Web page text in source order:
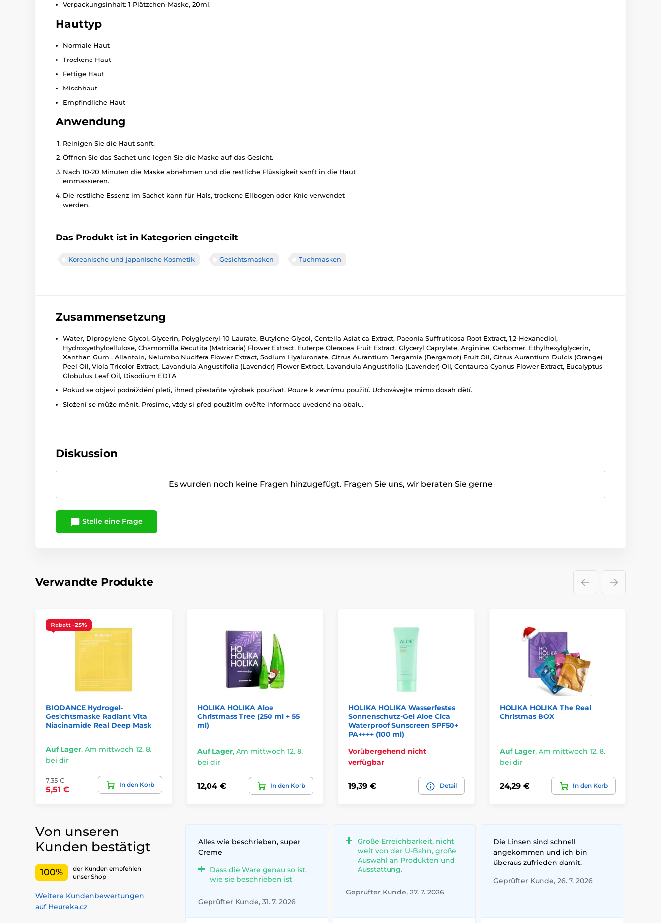
Verpackungsinhalt: 1 Plätzchen-Maske, 20ml.
Hauttyp
Normale Haut
Trockene Haut
Fettige Haut
Mischhaut
Empfindliche Haut
Anwendung
Reinigen Sie die Haut sanft.
Öffnen Sie das Sachet und legen Sie die Maske auf das Gesicht.
Nach 10-20 Minuten die Maske abnehmen und die restliche Flüssigkeit sanft in die Haut
einmassieren.
Die restliche Essenz im Sachet kann für Hals, trockene Ellbogen oder Knie verwendet
werden.
Das Produkt ist in Kategorien eingeteilt
Koreanische und japanische Kosmetik Gesichtsmasken Tuchmasken
Zusammensetzung
Water, Dipropylene Glycol, Glycerin, Polyglyceryl-10 Laurate, Butylene Glycol, Centella Asiatica Extract, Paeonia Suffruticosa Root Extract, 1,2-Hexanediol,
Hydroxyethylcellulose, Chamomilla Recutita (Matricaria) Flower Extract, Euterpe Oleracea Fruit Extract, Glyceryl Caprylate, Arginine, Carbomer, Ethylhexylglycerin,
Xanthan Gum , Allantoin, Nelumbo Nucifera Flower Extract, Sodium Hyaluronate, Citrus Aurantium Bergamia (Bergamot) Fruit Oil, Citrus Aurantium Dulcis (Orange)
Peel Oil, Viola Tricolor Extract, Lavandula Angustifolia (Lavender) Flower Extract, Lavandula Angustifolia (Lavender) Oil, Centaurea Cyanus Flower Extract, Eucalyptus
Globulus Leaf Oil, Disodium EDTA
Pokud se objeví podráždění pleti, ihned přestaňte výrobek používat. Pouze k zevnímu použití. Uchovávejte mimo dosah dětí.
Složení se může měnit. Prosíme, vždy si před použitím ověřte informace uvedené na obalu.
Diskussion
Es wurden noch keine Fragen hinzugefügt. Fragen Sie uns, wir beraten Sie gerne
Stelle eine Frage
Verwandte Produkte
Rabatt -25%
BIODANCE Hydrogel-
Gesichtsmaske Radiant Vita
Niacinamide Real Deep Mask
Auf Lager, Am mittwoch 12. 8.
bei dir
7,35 €
5,51 €
In den Korb
HOLIKA HOLIKA Aloe
Christmass Tree (250 ml + 55
ml)
Auf Lager, Am mittwoch 12. 8.
bei dir
12,04 € In den Korb
HOLIKA HOLIKA Wasserfestes
Sonnenschutz-Gel Aloe Cica
Waterproof Sunscreen SPF50+
PA++++ (100 ml)
Vorübergehend nicht
verfügbar
19,39 € Detail
HOLIKA HOLIKA The Real
Christmas BOX
Auf Lager, Am mittwoch 12. 8.
bei dir
24,29 € In den Korb
Von unseren
Kunden bestätigt
100%
der Kunden empfehlen
unser Shop
Weitere Kundenbewertungen
auf Heureka.cz
Alles wie beschrieben, super
Creme
Dass die Ware genau so ist,
wie sie beschrieben ist
Geprüfter Kunde, 31. 7. 2026
Große Erreichbarkeit, nicht
weit von der U-Bahn, große
Auswahl an Produkten und
Ausstattung.
Geprüfter Kunde, 27. 7. 2026
Die Linsen sind schnell
angekommen und ich bin
überaus zufrieden damit.
Geprüfter Kunde, 26. 7. 2026